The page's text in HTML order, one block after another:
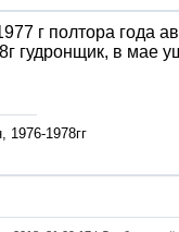
г полтора года
гудронщик, в мае
1976-1978гг